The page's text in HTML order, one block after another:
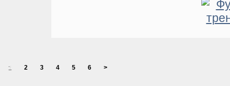
1 2 3 4 5 6 >